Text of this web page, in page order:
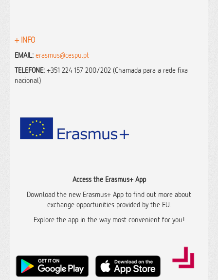
+ INFO
EMAIL: erasmus@cespu.pt
TELEFONE: +351 224 157 200/202 (Chamada para a rede fixa
nacional)
Access the Erasmus+ App
Download the new Erasmus+ App to find out more about
exchange opportunities provided by the EU.
Explore the app in the way most convenient for you!